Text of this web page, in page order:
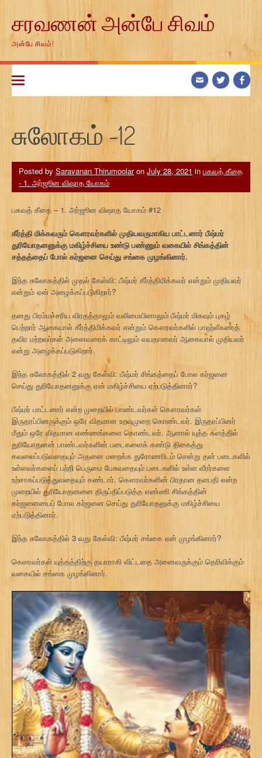
contentசரவணன் அன்பே சிவம்
அன்பே சிவம்!
சுலோகம் -12
Posted by Saravanan Thirumoolaron July 28, 2021 in பகவத் கீதை
- 1. அர்ஜூன விஷாத யோகம்
பகவத் கீதை – 1. அர்ஜூன விஷாத யோகம் #12
கீர்த்தி மிக்கவரும் கௌரவர்களில் முதியவருமாகிய பாட்டனார் பீஷ்மர்
துரியோதனனுக்கு மகிழ்ச்சியை உண்டு பண்ணும் வகையில் சிங்கத்தின்
சத்தத்தைப் போல் கர்ஜனை செய்து சங்கை முழங்கினார்.
இந்த சுலோகத்தில் முதல் கேள்வி: பீஷ்மர் கீர்த்திமிக்கவர் என்றும் முதியவர்
என்றும் ஏன் அழைக்கப்படுகிறார்?
தனது பிரம்மச்சரிய விரதத்தாலும் வலிமையினாலும் பீஷ்மர் மிகவும் புகழ்
பெற்றார் ஆகையால் கீர்த்திமிக்கவர் என்றும் கௌரவர்களில் பாஹ்லீகரைத்
தவிர மற்றவர்கள் அனைவரைக் காட்டிலும் வயதானவர் ஆகையால் முதியவர்
என்று அழைக்கப்படுகிறார்.
இந்த சுலோகத்தில் 2 வது கேள்வி: பீஷ்மர் சிங்கத்தைப் போல கர்ஜனை
செய்து துரியோதனனுக்கு ஏன் மகிழ்ச்சியை ஏற்படுத்தினார்?
பீஷ்மர் பாட்டனார் என்ற முறையில் பாண்டவர்கள் கௌரவர்கள்
இருதரப்பினருக்கும் ஒரே விதமான உறவுமுறை கொண்டவர். இருதரப்பினர்
மீதும் ஒரே விதமான எண்ணங்களை கொண்டவர். ஆனால் யுத்த களத்தில்
துரியோதனன் பாண்டவர்களின் படைகளைக் கண்டு திகைத்து
கவலைப்படுவதையும் அதனை மறைக்க துரோணரிடம் சென்று தன் படைகளில்
உள்ளவர்களைப் பற்றி பெருமை பேசுவதையும் படைகளில் உள்ள வீரர்களை
உற்சாகப்படுத்துவதையும் கண்டார். கௌரவர்களின் பிரதான தளபதி என்ற
முறையில் துரியோதனனை திருப்திப்படுத்த எண்ணி சிங்கத்தின்
கர்ஜனையைப் போல கர்ஜனை செய்து துரியோதனுக்கு மகிழ்ச்சியை
ஏற்படுத்தினார்.
இந்த சுலோகத்தில் 3 வது கேள்வி: பீஷ்மர் சங்கை ஏன் முழங்கினார்?
கெளரவர்கள் யுத்தத்திற்கு தயாராகி விட்டதை அனைவருக்கும் தெரிவிக்கும்
வகையில் சங்கை முழங்கினார்.